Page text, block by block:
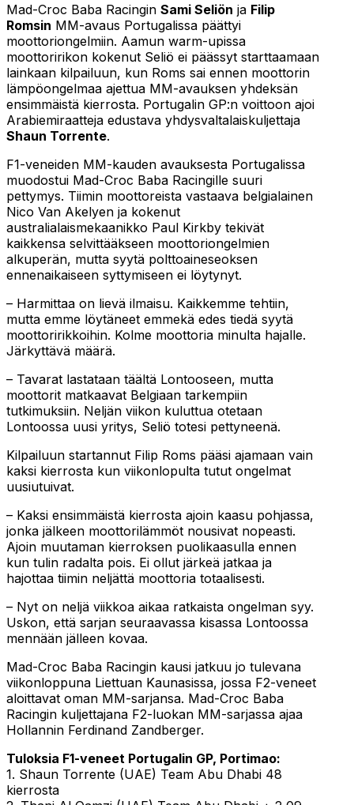
Mad-Croc Baba Racingin Sami Seliön ja Filip
Romsin MM-avaus Portugalissa päättyi
moottoriongelmiin. Aamun warm-upissa
moottoririkon kokenut Seliö ei päässyt starttaamaan
lainkaan kilpailuun, kun Roms sai ennen moottorin
lämpöongelmaa ajettua MM-avauksen yhdeksän
ensimmäistä kierrosta. Portugalin GP:n voittoon ajoi
Arabiemiraatteja edustava yhdysvaltalaiskuljettaja
Shaun Torrente.
F1-veneiden MM-kauden avauksesta Portugalissa
muodostui Mad-Croc Baba Racingille suuri
pettymys. Tiimin moottoreista vastaava belgialainen
Nico Van Akelyen ja kokenut
australialaismekaanikko Paul Kirkby tekivät
kaikkensa selvittääkseen moottoriongelmien
alkuperän, mutta syytä polttoaineseoksen
ennenaikaiseen syttymiseen ei löytynyt.
– Harmittaa on lievä ilmaisu. Kaikkemme tehtiin,
mutta emme löytäneet emmekä edes tiedä syytä
moottoririkkoihin. Kolme moottoria minulta hajalle.
Järkyttävä määrä.
– Tavarat lastataan täältä Lontooseen, mutta
moottorit matkaavat Belgiaan tarkempiin
tutkimuksiin. Neljän viikon kuluttua otetaan
Lontoossa uusi yritys, Seliö totesi pettyneenä.
Kilpailuun startannut Filip Roms pääsi ajamaan vain
kaksi kierrosta kun viikonlopulta tutut ongelmat
uusiutuivat.
– Kaksi ensimmäistä kierrosta ajoin kaasu pohjassa,
jonka jälkeen moottorilämmöt nousivat nopeasti.
Ajoin muutaman kierroksen puolikaasulla ennen
kun tulin radalta pois. Ei ollut järkeä jatkaa ja
hajottaa tiimin neljättä moottoria totaalisesti.
– Nyt on neljä viikkoa aikaa ratkaista ongelman syy.
Uskon, että sarjan seuraavassa kisassa Lontoossa
mennään jälleen kovaa.
Mad-Croc Baba Racingin kausi jatkuu jo tulevana
viikonloppuna Liettuan Kaunasissa, jossa F2-veneet
aloittavat oman MM-sarjansa. Mad-Croc Baba
Racingin kuljettajana F2-luokan MM-sarjassa ajaa
Hollannin Ferdinand Zandberger.
Tuloksia F1-veneet Portugalin GP, Portimao:
1. Shaun Torrente (UAE) Team Abu Dhabi 48
kierrosta